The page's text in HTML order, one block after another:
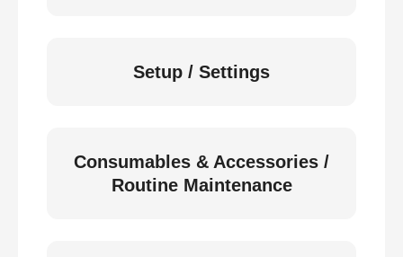
Setup / Settings
Consumables & Accessories /
Routine Maintenance